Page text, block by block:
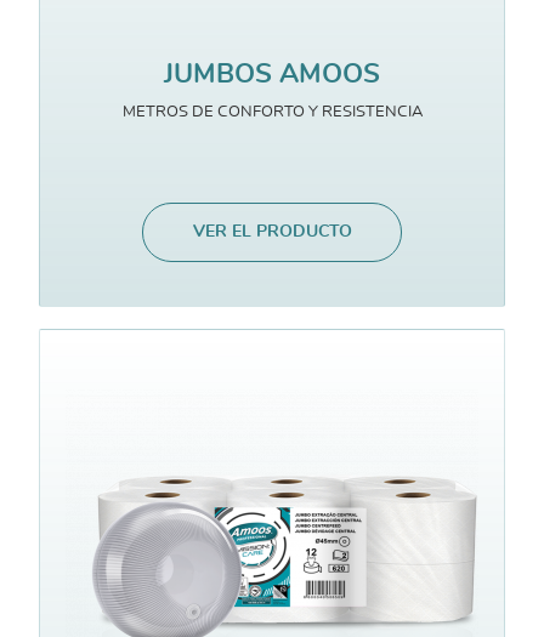
JUMBOS AMOOS
METROS DE CONFORTO Y RESISTENCIA
VER EL PRODUCTO